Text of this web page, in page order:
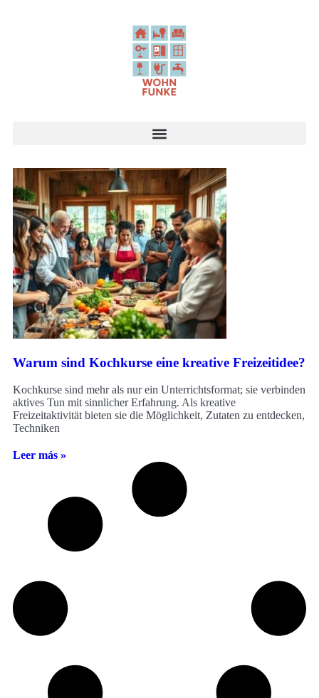
Warum sind Kochkurse eine kreative Freizeitidee?
Kochkurse sind mehr als nur ein Unterrichtsformat; sie verbinden
aktives Tun mit sinnlicher Erfahrung. Als kreative
Freizeitaktivität bieten sie die Möglichkeit, Zutaten zu entdecken,
Techniken
Leer más »